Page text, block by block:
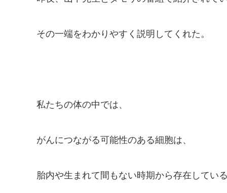
その一端をわかりやすく説明してくれた。
私たちの体の中では、
がんにつながる可能性のある細胞は、
胎内や生まれて間もない時期から存在している